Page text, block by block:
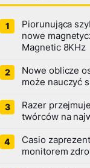
Piorunująca
nowe
Magnetic 8KHz
Nowe oblicze
może nauczyć
Razer
twórców na
Casio
monitorem